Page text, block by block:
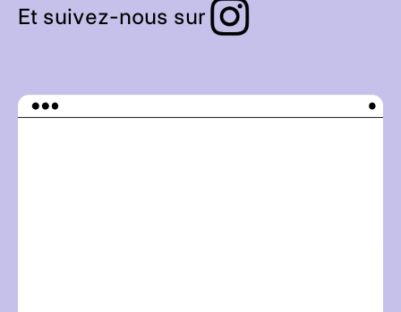
r
o
w
h
Et suivez-nous sur